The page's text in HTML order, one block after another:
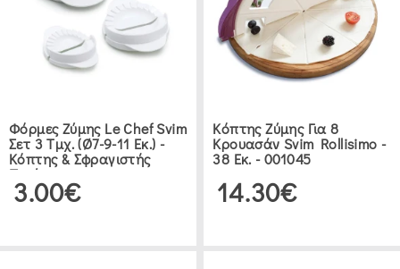
Φόρμες Ζύμης Le Chef Svim
Σετ 3 Τμχ. (Ø7-9-11 Εκ.) -
Κόπτης & Σφραγιστής
Πιτών
3.00€
Κόπτης Ζύμης Για 8
Κρουασάν Svim Rollisimo -
38 Εκ. - 001045
14.30€